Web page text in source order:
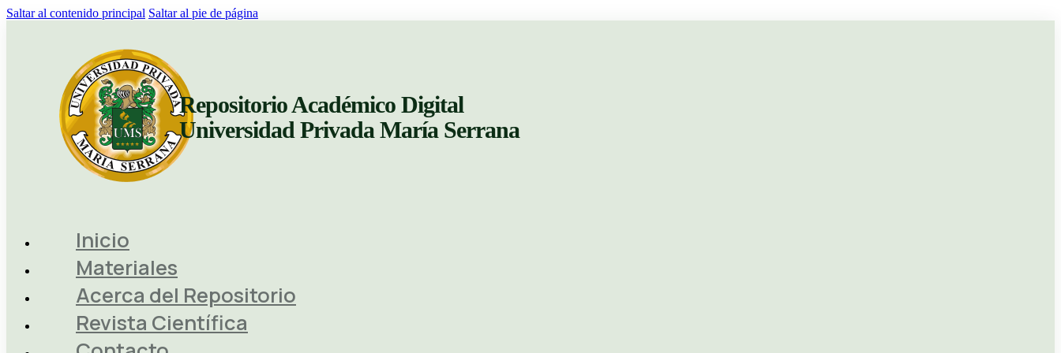
Saltar al contenido principal Saltar al pie de página
Repositorio Académico Digital
Universidad Privada María Serrana
Inicio
Materiales
Acerca del Repositorio
Revista Científica